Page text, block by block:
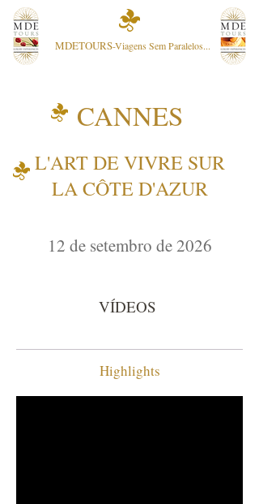
MDETOURS-Viagens Sem Paralelos...
CANNES
L'ART DE VIVRE SUR
LA CÔTE D'AZUR
12 de setembro de 2026
VÍDEOS
Highlights